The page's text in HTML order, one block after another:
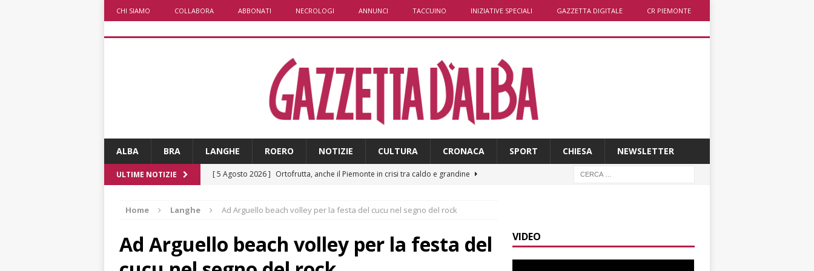
CHI SIAMO COLLABORA ABBONATI NECROLOGI ANNUNCI TACCUINO INIZIATIVE SPECIALI GAZZETTA DIGITALE CR PIEMONTE
ALBA BRA LANGHE ROERO NOTIZIE CULTURA CRONACA SPORT CHIESA NEWSLETTER
ULTIME NOTIZIE [ 5 Agosto 2026 ] Ortofrutta, anche il Piemonte in crisi tra caldo e grandine
[ 5 Agosto 2026 ] Aib Piemonte in Calabria: prosegue la missione contro gli
incendi
ALTRE NOTIZIE
Sulla provinciale 661 tra Sanfrè e Bra nuova segnaletica per
Home Langhe Ad Arguello beach volley per la festa del cucu nel segno del rock
Ad Arguello beach volley per la festa del
VIDEO